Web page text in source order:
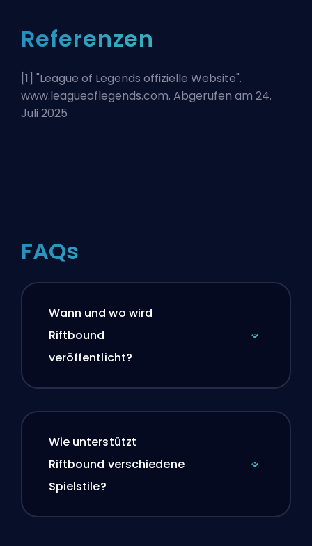
Referenzen
[1] "League of Legends offizielle Website".
www.leagueoflegends.com. Abgerufen am 24.
Juli 2025
FAQs
Wann und wo wird
Riftbound
veröffentlicht?
Wie unterstützt
Riftbound verschiedene
Spielstile?